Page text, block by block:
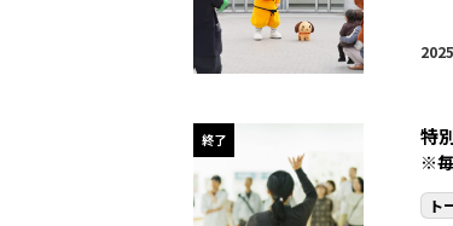
終了 特
※
ト